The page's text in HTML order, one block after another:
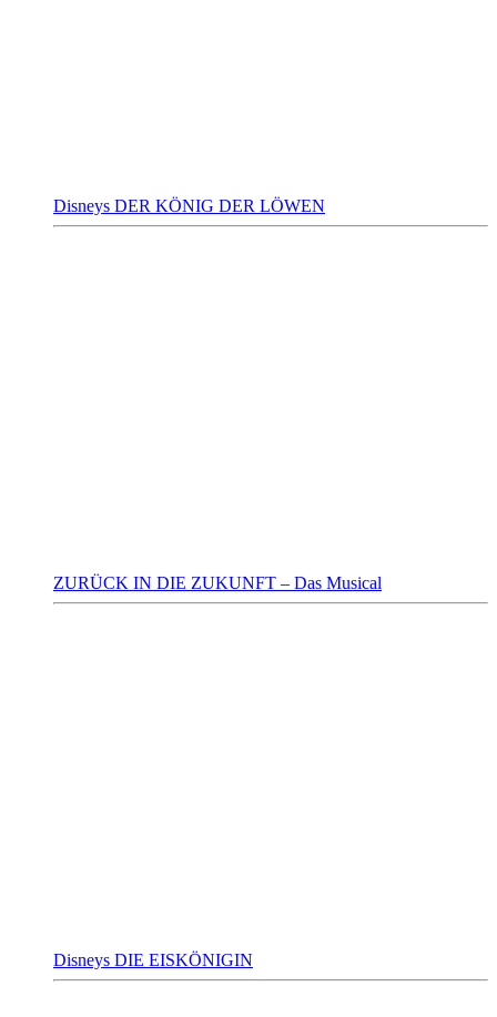
Disneys DER KÖNIG DER LÖWEN
ZURÜCK IN DIE ZUKUNFT – Das Musical
Disneys DIE EISKÖNIGIN